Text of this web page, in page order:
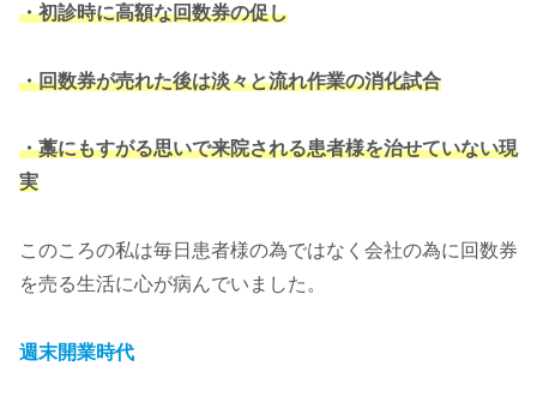
・初診時に高額な回数券の促し
・回数券が売れた後は淡々と流れ作業の消化試合
・藁にもすがる思いで来院される患者様を治せていない現
実
このころの私は毎日患者様の為ではなく会社の為に回数券
を売る生活に心が病んでいました。
週末開業時代